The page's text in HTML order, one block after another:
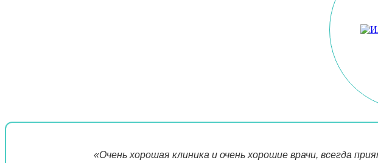
«Очень хорошая клиника и очень хорошие врачи, всегда